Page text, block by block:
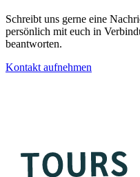
Schreibt uns gerne eine
persönlich mit euch in
beantworten.
Kontakt aufnehmen